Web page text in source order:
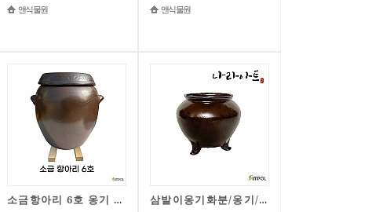
앤식물원 앤식물원
소금항아리 6호 옹기 전통옹기 국내 자체제작 소금보관 간수항아리 나라아트 삼발이옹기화분/옹기/화분/식물화분/국산화분/국산/나라아트